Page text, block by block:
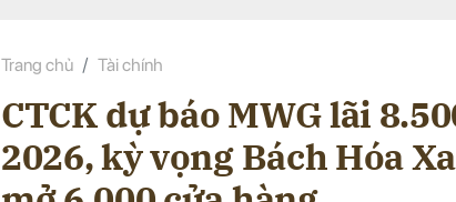
Trang chủ Tài chính
CTCK dự báo MWG lãi
2026, kỳ vọng Bách Hóa